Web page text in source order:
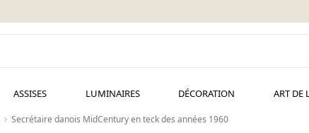
ASSISES LUMINAIRES DÉCORATION ART DE
Secrétaire danois MidCentury en teck des années 1960